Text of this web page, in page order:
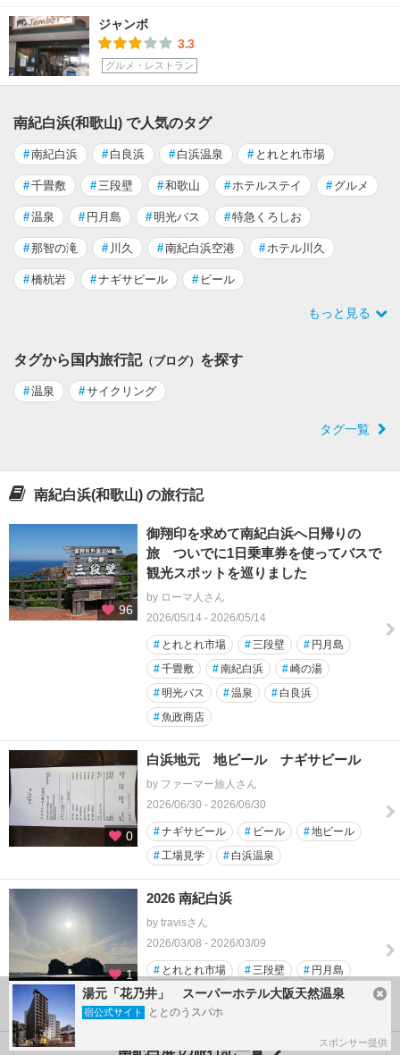
ジャンボ
3.3
グルメ・レストラン
南紀白浜(和歌山) で人気のタグ
#南紀白浜 # 白良浜 # 白浜温泉 # とれとれ市場
#千畳敷 #三段壁 #和歌山 #ホテルステイ # グルメ
#温泉 # 円月島 #明光バス #特急くろしお
#那智の滝 # 川久 #南紀白浜空港 #ホテル川久
#橋杭岩 #ナギサビール # ビール
もっと見る
タグから国内旅行記（ブログ） を探す
#温泉 #サイクリング
タグ一覧
南紀白浜(和歌山) の旅行記
96
御翔印を求めて南紀白浜へ日帰りの
旅 ついでに1日乗車券を使ってバスで
観光スポットを巡りました
by ローマ人さん
2026/05/14 - 2026/05/14
# とれとれ市場 #三段壁 # 円月島
#千畳敷 #南紀白浜 #崎の湯
#明光バス #温泉 # 白良浜
#魚政商店
0
白浜地元 地ビール ナギサビール
by ファーマー旅人さん
2026/06/30 - 2026/06/30
#ナギサビール # ビール #地ビール
#工場見学 # 白浜温泉
1
2026 南紀白浜
by travisさん
2026/03/08 - 2026/03/09
# とれとれ市場 #三段壁 # 円月島
# 千畳敷 #白良浜
南紀白浜 の旅行記一覧
湯元「花乃井」 スーパーホテル大阪天然温泉
宿公式サイト ととのうスパホ
スポンサー提供